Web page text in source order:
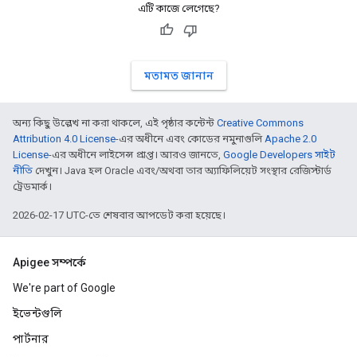
এটি কাজে লেগেছে?
মতামত জানান
অন্য কিছু উল্লেখ না করা থাকলে, এই পৃষ্ঠার কন্টেন্ট Creative Commons
Attribution 4.0 License-এর অধীনে এবং কোডের নমুনাগুলিApache 2.0
License-এর অধীনে লাইসেন্স প্রাপ্ত। আরও জানতে, Google Developers সাইট
নীতি দেখুন। Java হল Oracle এবং/অথবা তার অ্যাফিলিয়েট সংস্থার রেজিস্টার্ড
ট্রেডমার্ক।
2026-02-17 UTC-তে শেষবার আপডেট করা হয়েছে।
Apigee সম্পর্কে
We're part of Google
ইভেন্টগুলি
পার্টনার